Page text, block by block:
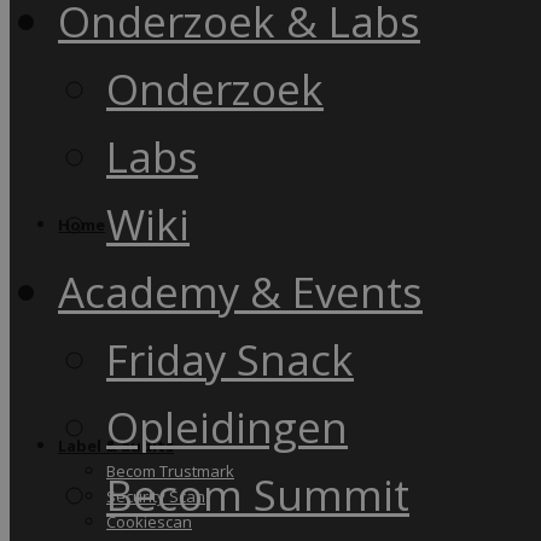
Label & audits
Becom Trustmark
Security Scan
Cookiescan
Onderzoek & Labs
Onderzoek
Labs
Wiki
Academy & Events
Friday Snack
Opleidingen
Becom Summit